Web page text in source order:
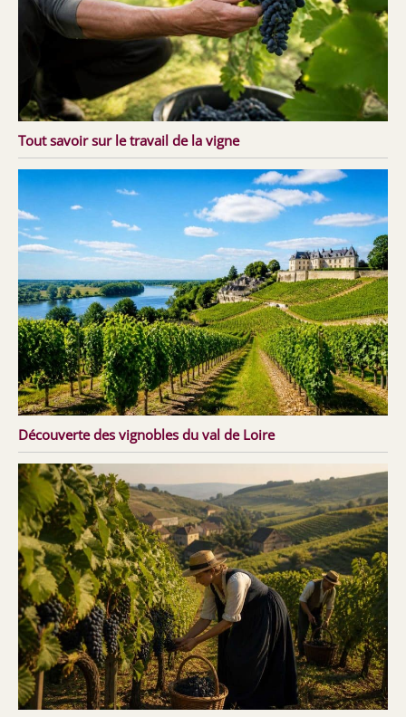
Tout savoir sur le travail de la vigne
Découverte des vignobles du val de Loire